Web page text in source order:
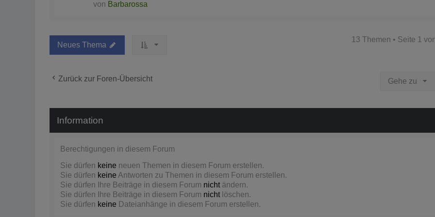
von Barbarossa
Neues Thema
13 Themen • Seite 1
Zurück zur Foren-Übersicht Gehe zu
Information
Berechtigungen in diesem Forum
Sie dürfen keine neuen Themen in diesem Forum erstellen.
Sie dürfen keine Antworten zu Themen in diesem Forum erstellen.
Sie dürfen Ihre Beiträge in diesem Forum nichtändern.
Sie dürfen Ihre Beiträge in diesem Forum nichtlöschen.
Sie dürfen keine Dateianhänge in diesem Forum erstellen.